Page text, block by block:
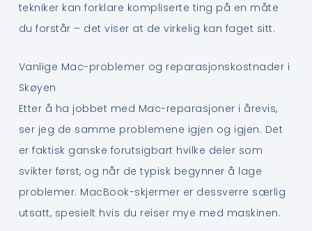
tekniker kan forklare kompliserte ting på en måte
du forstår – det viser at de virkelig kan faget sitt.
Vanlige Mac-problemer og reparasjonskostnader i
Skøyen
Etter å ha jobbet med Mac-reparasjoner i årevis,
ser jeg de samme problemene igjen og igjen. Det
er faktisk ganske forutsigbart hvilke deler som
svikter først, og når de typisk begynner å lage
problemer. MacBook-skjermer er dessverre særlig
utsatt, spesielt hvis du reiser mye med maskinen.